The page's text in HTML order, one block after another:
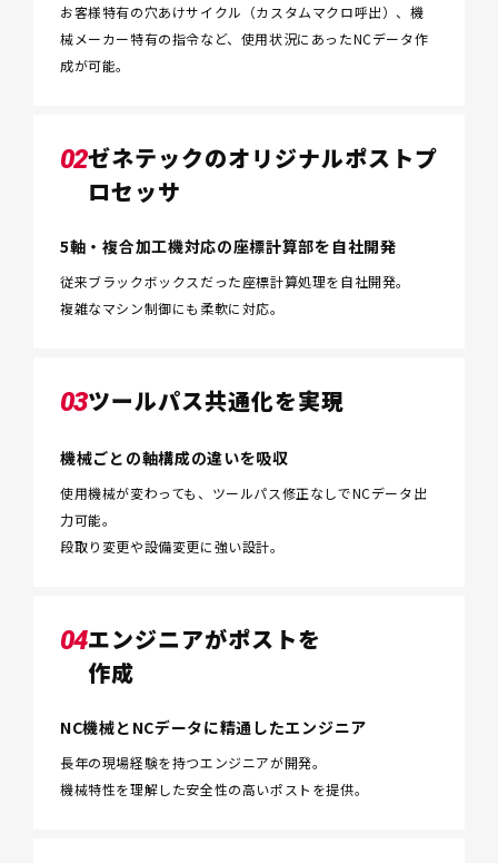
お客様特有の穴あけサイクル（カスタムマクロ呼出）、 機
械メーカー特有の指令など、使用状況にあったNCデータ作
成が可能。
02ゼネテックのオリジナルポストプ
ロセッサ
5軸・複合加工機対応の座標計算部を自社開発
従来ブラックボックスだった座標計算処理を自社開発。
複雑なマシン制御にも柔軟に対応。
03ツールパス共通化を実現
機械ごとの軸構成の違いを吸収
使用機械が変わっても、ツールパス修正なしでNCデータ出
力可能。
段取り変更や設備変更に強い設計。
04エンジニアがポストを
作成
NC機械とNCデータに精通したエンジニア
長年の現場経験を持つエンジニアが開発。
機械特性を理解した安全性の高いポストを提供。